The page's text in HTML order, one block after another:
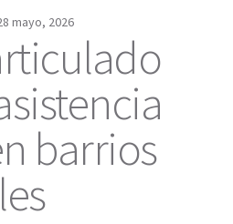
mayo, 2026
barrios